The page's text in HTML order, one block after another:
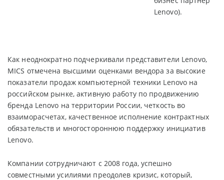
Lenovo).
Как неоднократно подчеркивали представители Lenovo,
MICS отмечена высшими оценками вендора за высокие
показатели продаж компьютерной техники Lenovo на
российском рынке, активную работу по продвижению
бренда Lenovo на территории России, четкость во
взаиморасчетах, качественное исполнение контрактных
обязательств и многостороннюю поддержку инициатив
Lenovo.
Компании сотрудничают с 2008 года, успешно
совместными усилиями преодолев кризис, который,